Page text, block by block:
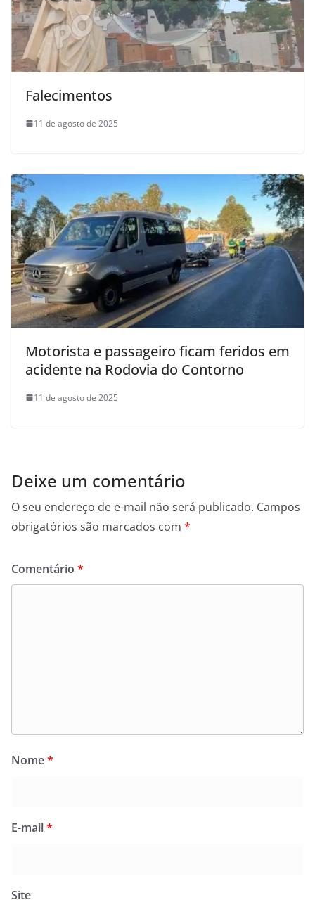
Falecimentos
11 de agosto de 2025
Motorista e passageiro ficam feridos em
acidente na Rodovia do Contorno
11 de agosto de 2025
Deixe um comentário
O seu endereço de e-mail não será publicado. Campos
obrigatórios são marcados com *
Comentário *
Nome*
E-mail*
Site